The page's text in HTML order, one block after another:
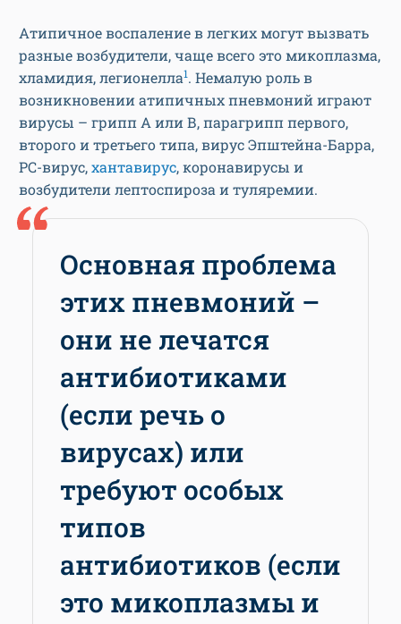
Атипичное воспаление в легких могут вызвать
разные возбудители, чаще всего это микоплазма,
хламидия, легионелла1. Немалую роль в
возникновении атипичных пневмоний играют
вирусы – грипп А или В, парагрипп первого,
второго и третьего типа, вирус Эпштейна-Барра,
РС-вирус,хантавирус, коронавирусы и
возбудители лептоспироза и туляремии.
Основная проблема
этих пневмоний –
они не лечатся
антибиотиками
(если речь о
вирусах) или
требуют особых
типов
антибиотиков (если
это микоплазмы и